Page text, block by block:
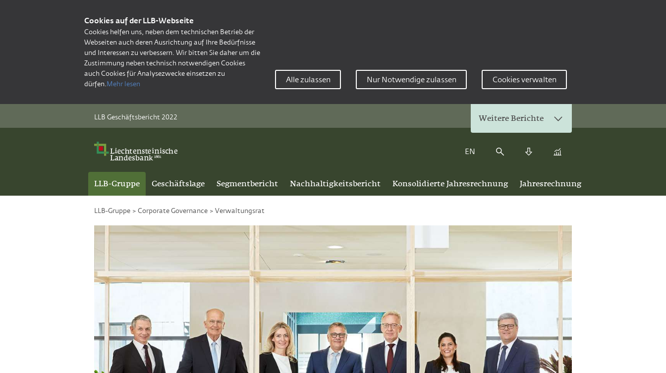
Cookies auf der LLB-Webseite
Cookies helfen uns, neben dem technischen Betrieb der
Webseiten auch deren Ausrichtung auf Ihre Bedürfnisse
und Interessen zu verbessern. Wir bitten Sie daher um die
Zustimmung neben technisch notwendigen Cookies
auch Cookies für Analysezwecke einsetzen zu
dürfen. Mehr lesen
Alle zulassen Nur Notwendige zulassen Cookies verwalten
LLB Geschäftsbericht 2022 Weitere Berichte
EN
LLB-Gruppe Geschäftslage Segmentbericht Nachhaltigkeitsbericht Konsolidierte Jahresrechnung Jahresrechnung
LLB-Gruppe > Corporate Governance > Verwaltungsrat